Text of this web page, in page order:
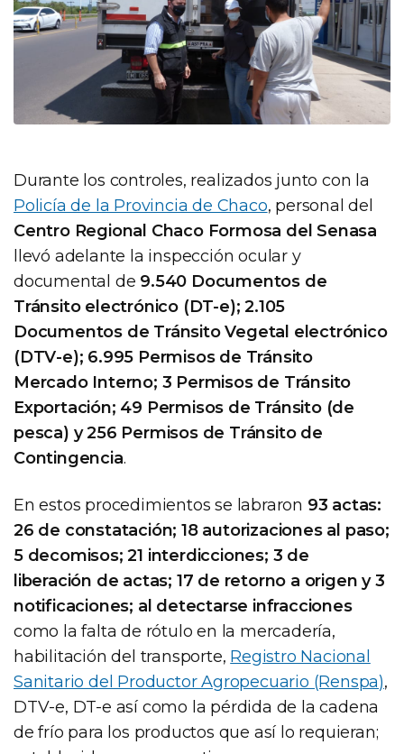
Durante los controles, realizados junto con la
Policía de la Provincia de Chaco, personal del
Centro Regional Chaco Formosa del Senasa
llevó adelante la inspección ocular y
documental de 9.540 Documentos de
Tránsito electrónico (DT-e); 2.105
Documentos de Tránsito Vegetal electrónico
(DTV-e); 6.995 Permisos de Tránsito
Mercado Interno; 3 Permisos de Tránsito
Exportación; 49 Permisos de Tránsito (de
pesca) y 256 Permisos de Tránsito de
Contingencia.
En estos procedimientos se labraron 93 actas:
26 de constatación; 18 autorizaciones al paso;
5 decomisos; 21 interdicciones; 3 de
liberación de actas; 17 de retorno a origen y 3
notificaciones; al detectarse infracciones
como la falta de rótulo en la mercadería,
habilitación del transporte, Registro Nacional
Sanitario del Productor Agropecuario (Renspa),
DTV-e, DT-e así como la pérdida de la cadena
de frío para los productos que así lo requieran;